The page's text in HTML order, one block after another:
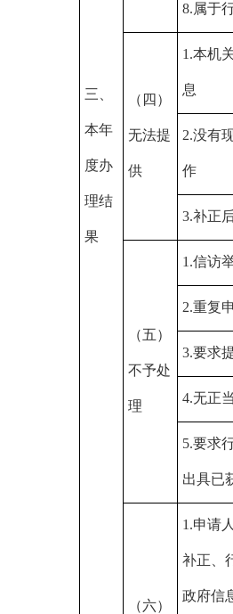
三、
本年
度办
理结
果
8.属于
（四）
无法提
供
1.本机
息
2.没有
作
3.补正
（五）
不予处
理
1.信访
2.重复
3.要求
4.无正
5.要求
出具已
（六）
1.申请
补正、
政府信